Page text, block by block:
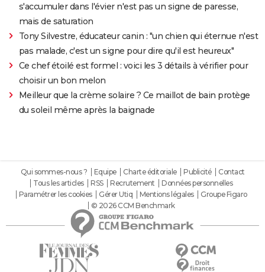
s'accumuler dans l'évier n'est pas un signe de paresse,
mais de saturation
Tony Silvestre, éducateur canin : "un chien qui éternue n'est
pas malade, c'est un signe pour dire qu'il est heureux"
Ce chef étoilé est formel : voici les 3 détails à vérifier pour
choisir un bon melon
Meilleur que la crème solaire ? Ce maillot de bain protège
du soleil même après la baignade
Qui sommes-nous ? Equipe Charte éditoriale Publicité
Contact
Tous les articles
RSS Recrutement
Données personnelles
Paramétrer les cookies
Gérer Utiq Mentions légales
Groupe Figaro
© 2026 CCM Benchmark